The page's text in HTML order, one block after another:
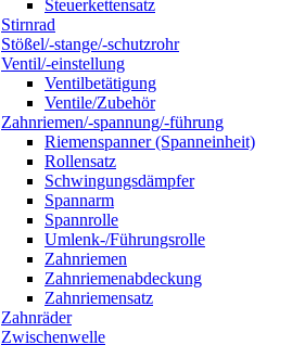
Steuerkettensatz
Stirnrad
Stößel/-stange/-schutzrohr
Ventil/-einstellung
Ventilbetätigung
Ventile/Zubehör
Zahnriemen/-spannung/-führung
Riemenspanner (Spanneinheit)
Rollensatz
Schwingungsdämpfer
Spannarm
Spannrolle
Umlenk-/Führungsrolle
Zahnriemen
Zahnriemenabdeckung
Zahnriemensatz
Zahnräder
Zwischenwelle